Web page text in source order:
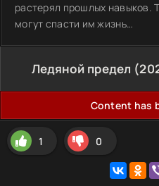
растерял прошлых навыков.
могут спасти им жизнь…
Ледяной предел
Content has
1 0